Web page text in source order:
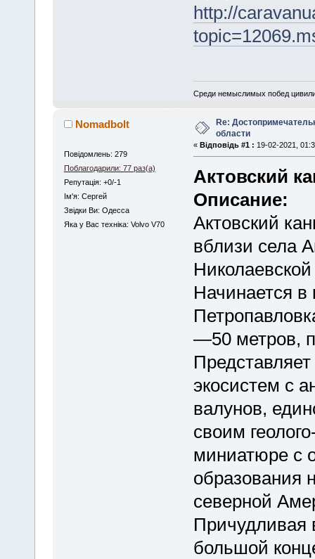
http://
Среди немыслимых побед
Nomadbolt
Повідомлень: 279
Поблагодарили: 77 раз(а)
Репутація: +0/-1
Iм'я: Сергей
Звідки Ви: Одесса
Яка у Вас техніка: Volvo V70
Re:
области
« Відповідь #1 : 19-02-2021,
Актовский
Описание:
Актовский
вблизи села
Начинается в
—50 метров,
экосистем с
валунов,
своим
миниатюре с
образования
северной
Причудливая
большой